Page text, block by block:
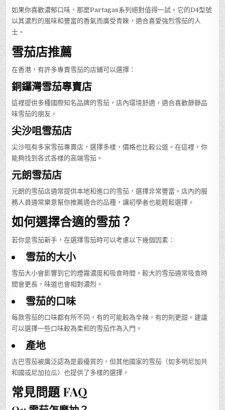
如果你喜歡濃郁口味，那麼Partagas系列絕對值得一試。它的D4型號
以其濃烈的風味和豐富的香氣而廣受青睞，適合喜愛強烈雪茄的人
士。
雪茄店推薦
在香港，有許多專賣雪茄的店鋪可以選擇：
銅鑼灣雪茄專賣店
這裡提供多種國際知名品牌的雪茄，店內環境舒適，適合喜歡靜靜品
味雪茄的朋友。
尖沙咀雪茄店
尖沙咀有多家雪茄專賣店，選擇多樣，價格也比較公道。在這裡，你
能夠找到各式各樣的高端雪茄。
元朗雪茄店
元朗的雪茄店通常提供本地和進口的雪茄，選擇非常豐富。店內的服
務人員通常樂意幫你推薦適合的品種，讓初學者也能輕鬆選擇。
如何選擇合適的雪茄？
若你是雪茄新手，在選擇雪茄時可以考慮以下幾個因素：
雪茄的大小
雪茄大小會影響到它的煙霧濃度和吸食時間。較大的雪茄通常吸食時
間會更長，味道也會相對濃烈。
雪茄的口味
每款雪茄的口味都有所不同，有的可能較為辛辣，有的則更甜。建議
可以選擇一些口味較為柔和的雪茄作為入門。
產地
古巴雪茄被廣泛認為是最優質的，但其他國家的雪茄（如多明尼加共
和國或尼加拉瓜）也提供了多樣的選擇。
常見問題 FAQ